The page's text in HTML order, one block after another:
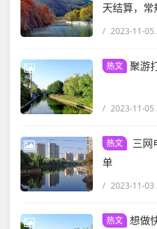
天结算，常
/ 2023-11-05
热文 聚游
/ 2023-11-05
热文
三网
单
/ 2023-11-03
热文 想做